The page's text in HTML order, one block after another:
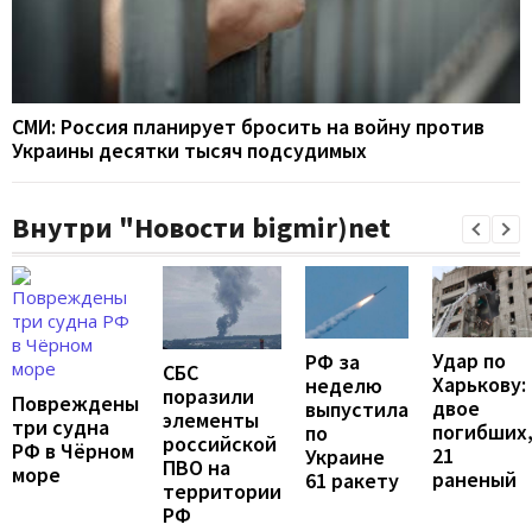
СМИ: Россия планирует бросить на войну против
Украины десятки тысяч подсудимых
Внутри "Новости bigmir)net
Повреждены
три судна
РФ в Чёрном
море
СБС
поразили
элементы
российской
ПВО на
территории
РФ
РФ за
неделю
выпустила
по
Украине
61 ракету
Удар по
Харькову:
двое
погибших,
21
раненый